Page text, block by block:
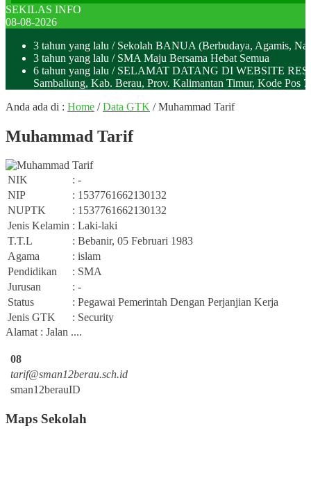
SEKILAS INFO
08-08-2026
3 tahun yang lalu / Sekolah BANUA (Berbudaya, Agamis,
3 tahun yang lalu / SMA Maju Bersama Hebat Semua
6 tahun yang lalu / SELAMAT DATANG DI WEBSITE
Sambaliung, Kab. Berau, Prov. Kalimantan Timur, Kode
Anda ada di : Home /Data GTK /Muhammad Tarif
Muhammad Tarif
NIK
: -
NIP
: 1537761662130132
NUPTK
: 1537761662130132
Jenis Kelamin : Laki-laki
T.T.L
: Bebanir, 05 Februari 1983
Agama
: islam
Pendidikan
: SMA
Jurusan
: -
Status
: Pegawai Pemerintah Dengan Perjanjian Kerja
Jenis GTK
: Security
Alamat : Jalan ....
08
tarif@sman12berau.sch.id
sman12berauID
Maps Sekolah